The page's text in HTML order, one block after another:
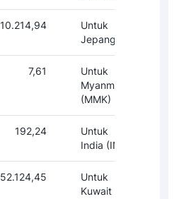
10.214,94
Untuk Yen
Jepang (JPY)
7,61
Untuk Kyat
Myanmar
(MMK)
192,24
Untuk Rupee
India (INR)
52.124,45
Untuk Dinar
Kuwait (KWD)